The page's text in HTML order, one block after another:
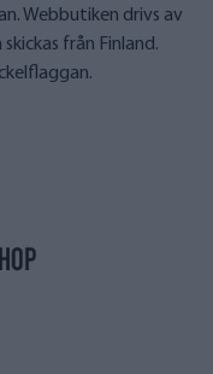
Webbutiken drivs av
från Finland.